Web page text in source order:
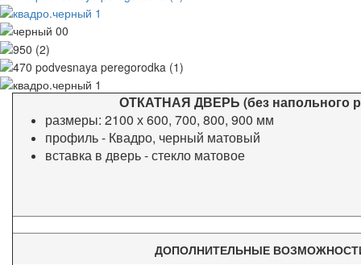
ОТКАТНАЯ ДВЕРЬ (без напольного
размеры: 2100 х 600, 700, 800, 900 мм
профиль - Квадро, черный матовый
вставка в дверь - стекло матовое
ДОПОЛНИТЕЛЬНЫЕ